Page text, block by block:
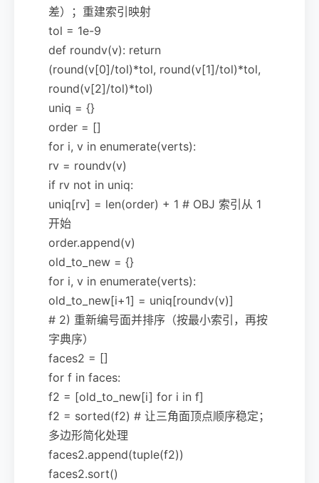
差）；重建索引映射
tol = 1e-9
def roundv(v): return
(round(v[0]/tol)*tol, round(v[1]/tol)*tol,
round(v[2]/tol)*tol)
uniq = {}
order = []
for i, v in enumerate(verts):
rv = roundv(v)
if rv not in uniq:
uniq[rv] = len(order) + 1 # OBJ 索引从 1
开始
order.append(v)
old_to_new = {}
for i, v in enumerate(verts):
old_to_new[i+1] = uniq[roundv(v)]
# 2) 重新编号面并排序（按最小索引，再按
字典序）
faces2 = []
for f in faces:
f2 = [old_to_new[i] for i in f]
f2 = sorted(f2) # 让三角面顶点顺序稳定；
多边形简化处理
faces2.append(tuple(f2))
faces2.sort()